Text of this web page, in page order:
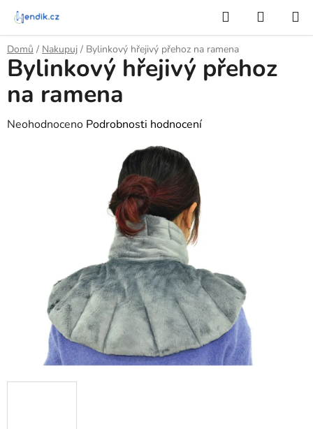
Přejít
obsah
Hledat
KOŠÍK
Domů / Nakupuj / Bylinkový hřejivý přehoz na ramena
Bylinkový hřejivý přehoz
na ramena
Průměrné
Neohodnoceno Podrobnosti hodnocení